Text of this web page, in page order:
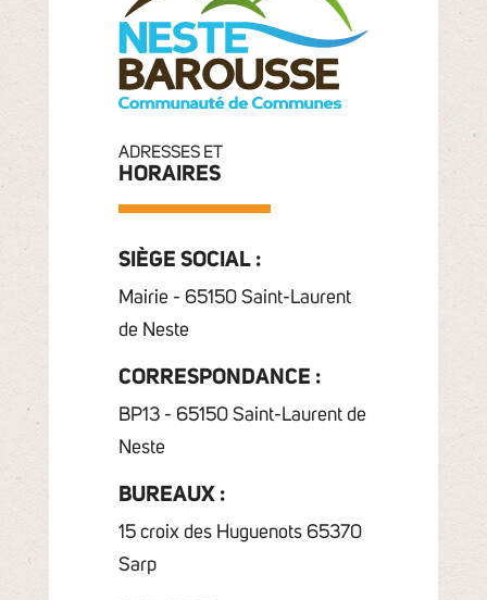
ADRESSES ET
HORAIRES
SIÈGE SOCIAL :
Mairie - 65150 Saint-Laurent
de Neste
CORRESPONDANCE :
BP13 - 65150 Saint-Laurent de
Neste
BUREAUX :
15 croix des Huguenots 65370
Sarp